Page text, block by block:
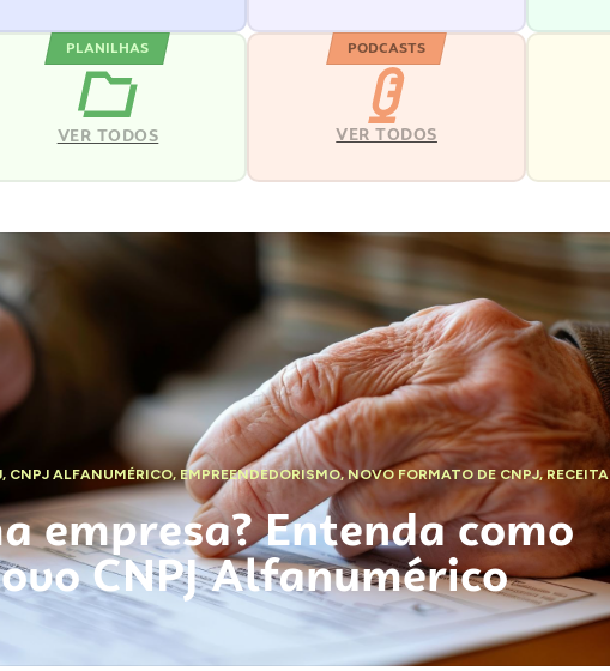
PLANILHAS
VER TODOS
PODCASTS
VER TODOS
, CNPJ ALFANUMÉRICO, EMPREENDEDORISMO,NOVO FORMATO DE CNPJ,RECEITA
empresa? Entenda como
CNPJ Alfanumérico